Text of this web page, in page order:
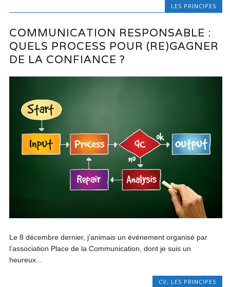
LES PRINCIPES
COMMUNICATION RESPONSABLE :
QUELS PROCESS POUR (RE)GAGNER
DE LA CONFIANCE ?
Le 8 décembre dernier, j’animais un événement organisé par
l’association Place de la Communication, dont je suis un
heureux...
CV, LES PRINCIPES